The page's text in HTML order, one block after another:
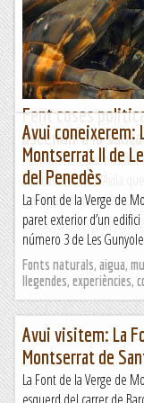
varen fer pujar per
Manel&Ita
Fent coses
ascendir a la
Pel matí he estat buscant
a l'Arxiu Militar d'Àvila
trobo res d'interessant.
Excursions del Joan
Avui coneixerem:
Montserrat II de
del Penedès
La Font de la Verge de
paret exterior d’un
número 3 de Les
Fonts naturals, aigua,
llegendes, experiències,
Avui visitem: La
Montserrat de
La Font de la Verge de